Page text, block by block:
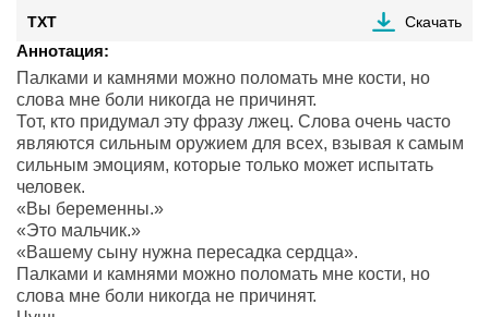
TXT Скачать
Аннотация:
Палками и камнями можно поломать мне кости, но
слова мне боли никогда не причинят.
Тот, кто придумал эту фразу лжец. Слова очень часто
являются сильным оружием для всех, взывая к самым
сильным эмоциям, которые только может испытать
человек.
«Вы беременны.»
«Это мальчик.»
«Вашему сыну нужна пересадка сердца».
Палками и камнями можно поломать мне кости, но
слова мне боли никогда не причинят.